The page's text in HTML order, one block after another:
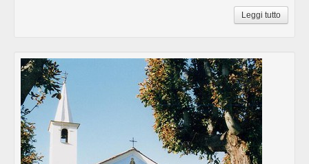
Leggi tutto